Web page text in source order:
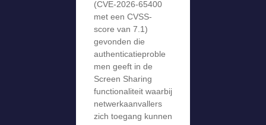
(CVE-2026-65400
met een CVSS-
score van 7.1)
gevonden die
authenticatieproble
men geeft in de
Screen Sharing
functionaliteit waarbij
netwerkaanvallers
zich toegang kunnen